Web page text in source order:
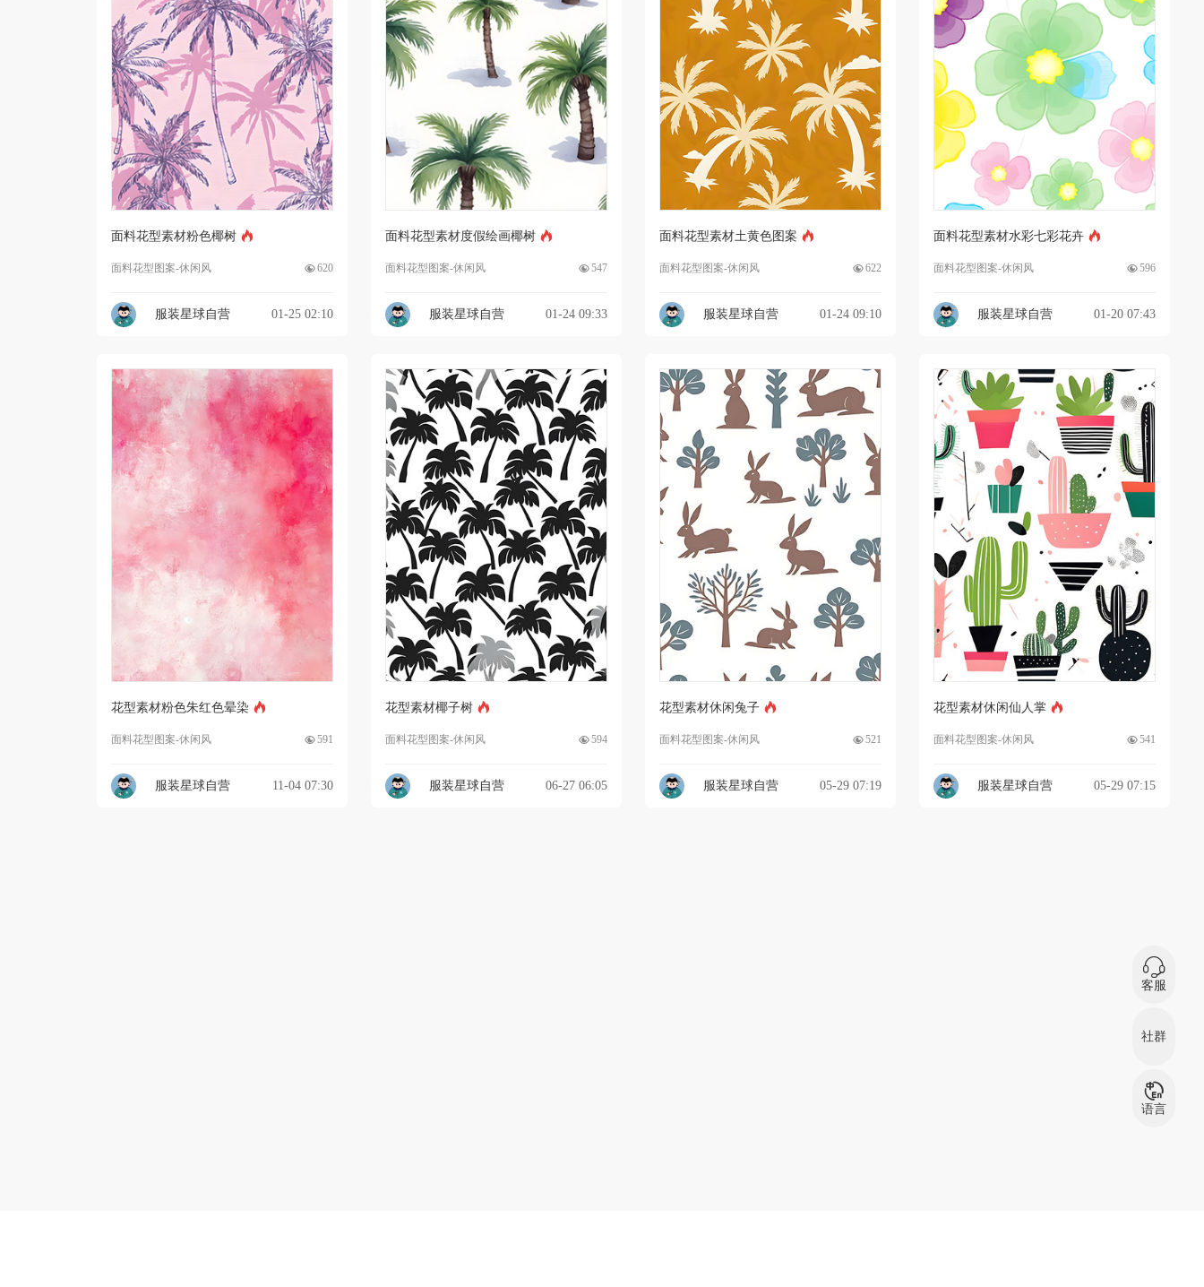
面料花型素材粉色椰树
面料花型图案-休闲风 620
服装星球自营 01-25 02:10
面料花型素材度假绘画椰树
面料花型图案-休闲风 547
服装星球自营 01-24 09:33
面料花型素材土黄色图案
面料花型图案-休闲风 622
服装星球自营 01-24 09:10
面料花型素材水彩七彩花卉
面料花型图案-休闲风 596
服装星球自营 01-20 07:43
花型素材粉色朱红色晕染
面料花型图案-休闲风 591
服装星球自营 11-04 07:30
花型素材椰子树
面料花型图案-休闲风 594
服装星球自营 06-27 06:05
花型素材休闲兔子
面料花型图案-休闲风 521
服装星球自营 05-29 07:19
花型素材休闲仙人掌
面料花型图案-休闲风 541
服装星球自营 05-29 07:15
客服
群
社群
中文
语言